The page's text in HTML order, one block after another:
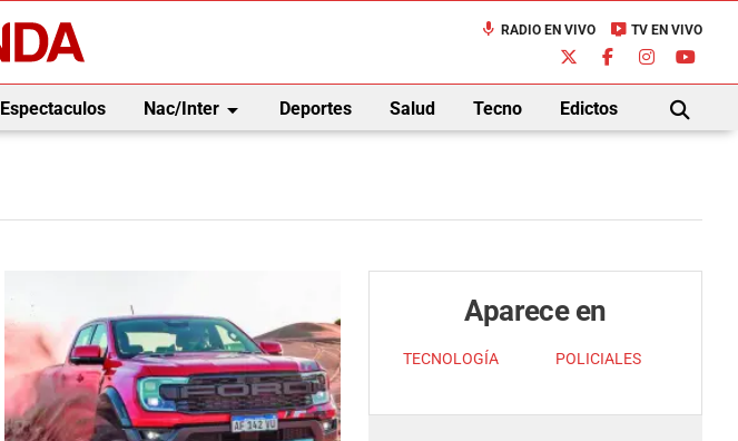
mic RADIO EN VIVO live_tv TV EN VIVO
Espectaculos Nac/Interarrow_drop_down Deportes Salud Tecno Edictos
BUSCAR
Aparece en
TECNOLOGÍA POLICIALES